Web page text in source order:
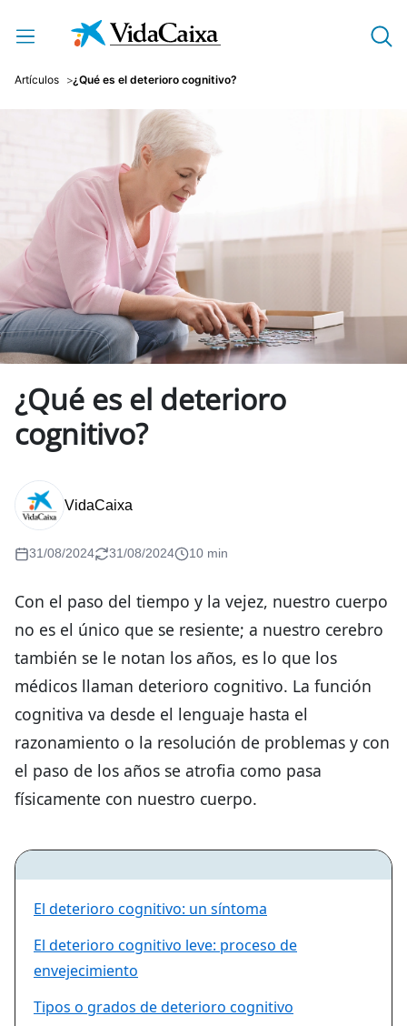
Saltar al contenido principal
Artículos ¿Qué es el deterioro cognitivo?
¿Qué es el deterioro
cognitivo?
VidaCaixa
31/08/2024 31/08/2024 10 min
Con el paso del tiempo y la vejez, nuestro cuerpo
no es el único que se resiente; a nuestro cerebro
también se le notan los años, es lo que los
médicos llaman deterioro cognitivo. La función
cognitiva va desde el lenguaje hasta el
razonamiento o la resolución de problemas y con
el paso de los años se atrofia como pasa
físicamente con nuestro cuerpo.
El deterioro cognitivo: un síntoma
El deterioro cognitivo leve: proceso de
envejecimiento
Tipos o grados de deterioro cognitivo